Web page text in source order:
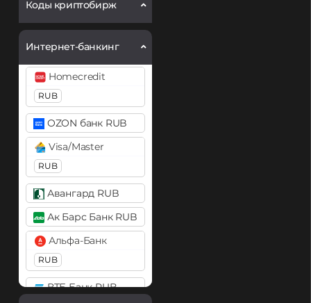
Ethereum Classic (ETC)
Gram (Toncoin)
Kaspa (KAS)
Litecoin (LTC)
Monero (XMR)
NEAR Protocol
ONDO
Optimism (OP)
PancakeSwap (CAKE)
Pepe
Коды криптобирж
Интернет-банкинг
Homecredit
RUB
OZON банк RUB
Visa/Master
RUB
Авангард RUB
Ак Барс Банк RUB
Альфа-Банк
RUB
ВТБ Банк RUB